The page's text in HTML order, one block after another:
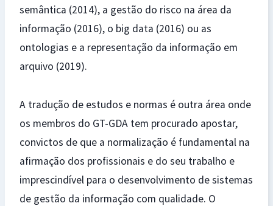
semântica (2014), a gestão do risco na área da
informação (2016), o big data (2016) ou as
ontologias e a representação da informação em
arquivo (2019).
A tradução de estudos e normas é outra área onde
os membros do GT-GDA tem procurado apostar,
convictos de que a normalização é fundamental na
afirmação dos profissionais e do seu trabalho e
imprescindível para o desenvolvimento de sistemas
de gestão da informação com qualidade. O